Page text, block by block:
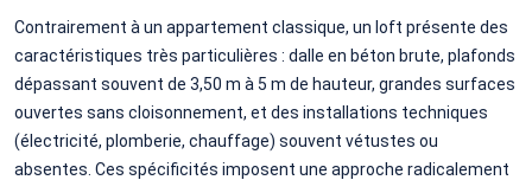
Contrairement à un appartement classique, un loft présente des
caractéristiques très particulières : dalle en béton brute, plafonds
dépassant souvent de 3,50 m à 5 m de hauteur, grandes surfaces
ouvertes sans cloisonnement, et des installations techniques
(électricité, plomberie, chauffage) souvent vétustes ou
absentes. Ces spécificités imposent une approche radicalement